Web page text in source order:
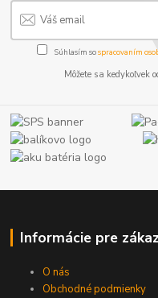
Súhlasím sospracovaním
Môžete sa
Informácie pre
O nás
Obchodné podmienky